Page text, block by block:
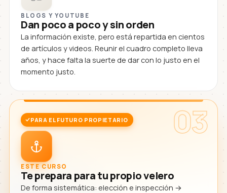
BLOGS Y YOUTUBE
Dan poco a poco y sin orden
La información existe, pero está repartida en cientos
de artículos y videos. Reunir el cuadro completo lleva
años, y hace falta la suerte de dar con lo justo en el
momento justo.
03
PARA EL FUTURO PROPIETARIO
ESTE CURSO
Te prepara para tu propio velero
De forma sistemática: elección e inspección →